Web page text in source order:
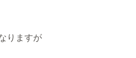
りますが